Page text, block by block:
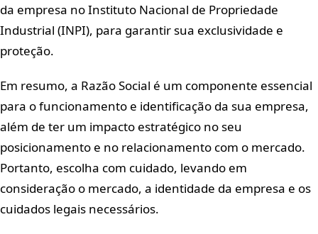
da empresa no Instituto Nacional de Propriedade
Industrial (INPI), para garantir sua exclusividade e
proteção.
Em resumo, a Razão Social é um componente essencial
para o funcionamento e identificação da sua empresa,
além de ter um impacto estratégico no seu
posicionamento e no relacionamento com o mercado.
Portanto, escolha com cuidado, levando em
consideração o mercado, a identidade da empresa e os
cuidados legais necessários.